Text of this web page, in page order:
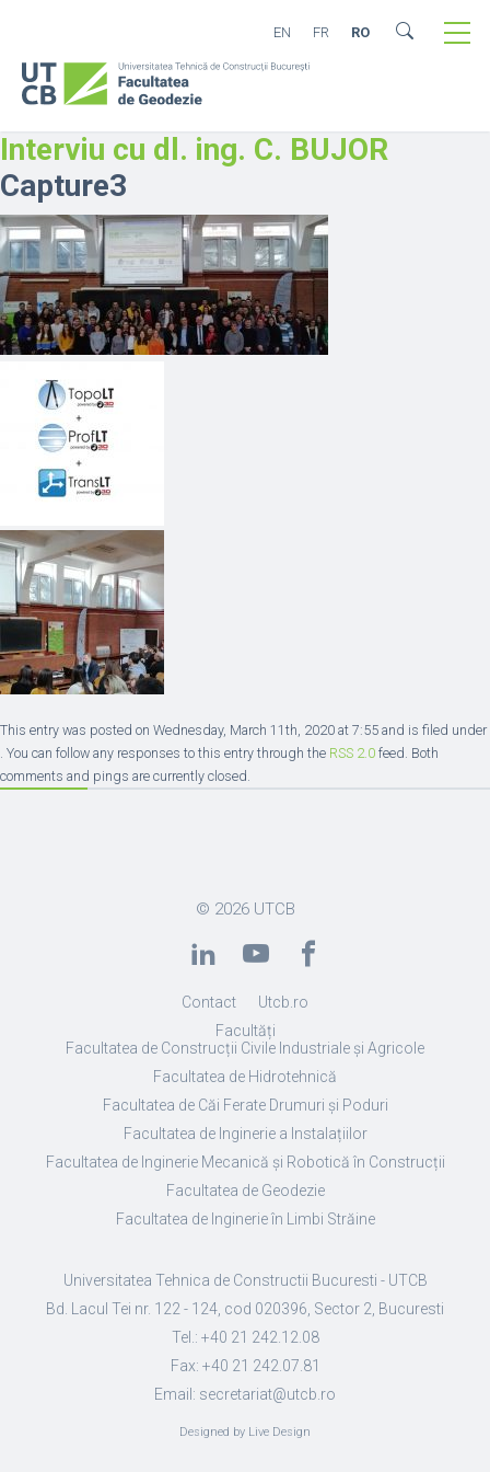
EN FR RO
Interviu cu dl. ing. C. BUJOR
Capture3
This entry was posted on Wednesday, March 11th, 2020 at 7:55 and is filed under
. You can follow any responses to this entry through the RSS 2.0 feed. Both
comments and pings are currently closed.
© 2026 UTCB
Contact
Utcb.ro
Facultăți
Facultatea de Construcții Civile Industriale și Agricole
Facultatea de Hidrotehnică
Facultatea de Căi Ferate Drumuri și Poduri
Facultatea de Inginerie a Instalațiilor
Facultatea de Inginerie Mecanică și Robotică în Construcții
Facultatea de Geodezie
Facultatea de Inginerie în Limbi Străine
Universitatea Tehnica de Constructii Bucuresti - UTCB
Bd. Lacul Tei nr. 122 - 124, cod 020396, Sector 2, Bucuresti
Tel.: +40 21 242.12.08
Fax: +40 21 242.07.81
Email: secretariat@utcb.ro
Designed by Live Design